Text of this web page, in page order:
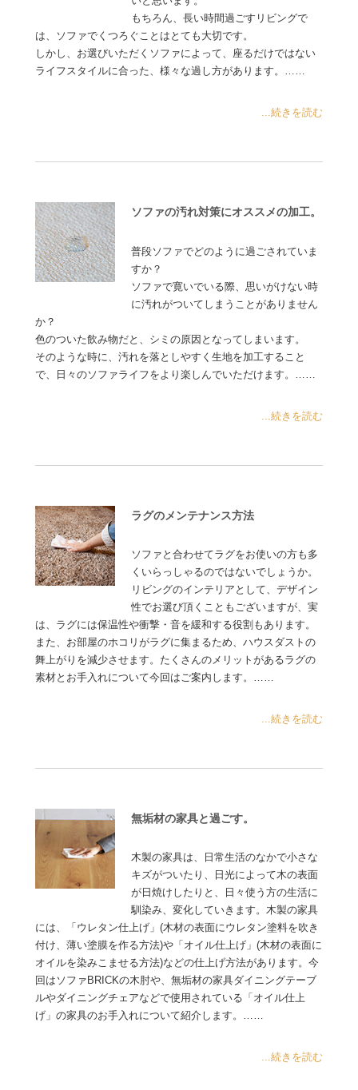
もちろん、長い時間過ごすリビングで
は、ソファでくつろぐことはとても大切です。
しかし、お選びいただくソファによって、座るだけではない
ライフスタイルに合った、様々な過し方があります。……
...続きを読む
ソファの汚れ対策にオススメの加工。
普段ソファでどのように過ごされていま
すか？
ソファで寛いでいる際、思いがけない時
に汚れがついてしまうことがありません
か？
色のついた飲み物だと、シミの原因となってしまいます。
そのような時に、汚れを落としやすく生地を加工すること
で、日々のソファライフをより楽しんでいただけます。……
...続きを読む
ラグのメンテナンス方法
ソファと合わせてラグをお使いの方も多
くいらっしゃるのではないでしょうか。
リビングのインテリアとして、デザイン
性でお選び頂くこともございますが、実
は、ラグには保温性や衝撃・音を緩和する役割もあります。
また、お部屋のホコリがラグに集まるため、ハウスダストの
舞上がりを減少させます。たくさんのメリットがあるラグの
素材とお手入れについて今回はご案内します。……
...続きを読む
無垢材の家具と過ごす。
木製の家具は、日常生活のなかで小さな
キズがついたり、日光によって木の表面
が日焼けしたりと、日々使う方の生活に
馴染み、変化していきます。木製の家具
には、「ウレタン仕上げ」(木材の表面にウレタン塗料を吹き
付け、薄い塗膜を作る方法)や「オイル仕上げ」(木材の表面に
オイルを染みこませる方法)などの仕上げ方法があります。今
回はソファBRICKの木肘や、無垢材の家具ダイニングテーブ
ルやダイニングチェアなどで使用されている「オイル仕上
げ」の家具のお手入れについて紹介します。……
...続きを読む